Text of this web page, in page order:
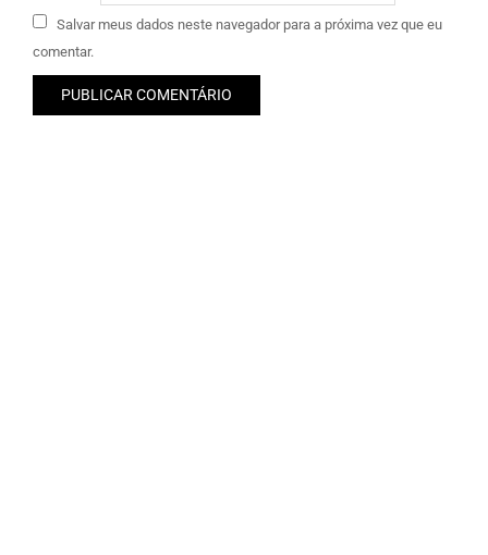
Salvar meus dados neste navegador para a próxima vez que eu
comentar.